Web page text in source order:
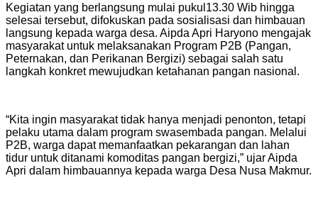
Kegiatan yang berlangsung mulai pukul13.30 Wib hingga
selesai tersebut, difokuskan pada sosialisasi dan himbauan
langsung kepada warga desa. Aipda Apri Haryono mengajak
masyarakat untuk melaksanakan Program P2B (Pangan,
Peternakan, dan Perikanan Bergizi) sebagai salah satu
langkah konkret mewujudkan ketahanan pangan nasional.
“Kita ingin masyarakat tidak hanya menjadi penonton, tetapi
pelaku utama dalam program swasembada pangan. Melalui
P2B, warga dapat memanfaatkan pekarangan dan lahan
tidur untuk ditanami komoditas pangan bergizi,” ujar Aipda
Apri dalam himbauannya kepada warga Desa Nusa Makmur.